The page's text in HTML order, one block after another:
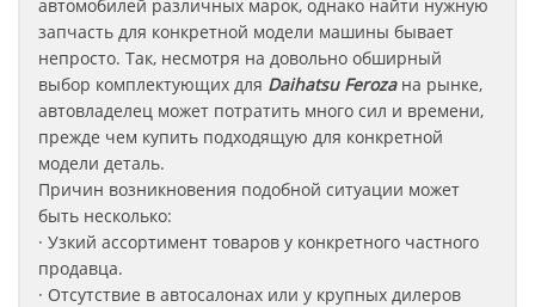
автомобилей различных марок, однако найти нужную
запчасть для конкретной модели машины бывает
непросто. Так, несмотря на довольно обширный
выбор комплектующих для Daihatsu Ferozaна рынке,
автовладелец может потратить много сил и времени,
прежде чем купить подходящую для конкретной
модели деталь.
Причин возникновения подобной ситуации может
быть несколько:
· Узкий ассортимент товаров у конкретного частного
продавца.
· Отсутствие в автосалонах или у крупных дилеров